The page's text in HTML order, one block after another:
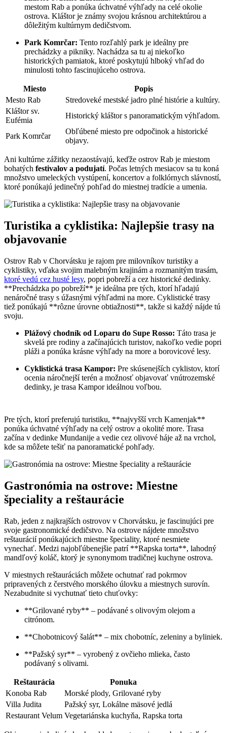
mestom Rab a ponúka úchvatné výhľady na celé okolie
ostrova. Kláštor je známy svojou krásnou architektúrou a
dôležitým kultúrnym dedičstvom.
Park Komrčar: Tento rozľahlý park je ideálny pre
prechádzky a pikniky. Nachádza sa tu aj niekoľko
historických pamiatok, ktoré poskytujú hlboký vhľad do
minulosti tohto fascinujúceho ostrova.
Miesto
Popis
Mesto Rab
Stredoveké mestské jadro plné histórie a kultúry.
Kláštor sv.
Eufémia
Historický kláštor s panoramatickým výhľadom.
Park Komrčar
Obľúbené miesto pre odpočinok a historické
objavy.
Ani kultúrne zážitky nezaostávajú, keďže ostrov Rab je miestom
bohatých festivalov a podujatí. Počas letných mesiacov sa tu koná
množstvo umeleckých vystúpení, koncertov a folklórnych slávností,
ktoré ponúkajú jedinečný pohľad do miestnej tradície a umenia.
Turistika a cyklistika: Najlepšie trasy na
objavovanie
Ostrov Rab v Chorvátsku je rajom pre milovníkov turistiky a
cyklistiky, vďaka svojim malebným krajinám a rozmanitým trasám,
ktoré vedú cez husté lesy, popri pobreží a cez historické dedinky.
**Prechádzka po pobreží** je ideálna pre tých, ktorí hľadajú
nenáročné trasy s úžasnými výhľadmi na more. Cyklistické trasy
tiež ponúkajú **rôzne úrovne obtiažnosti**, takže si každý nájde tú
svoju.
Plážový chodník od Loparu do Supe Rosso: Táto trasa je
skvelá pre rodiny a začínajúcich turistov, nakoľko vedie popri
pláži a ponúka krásne výhľady na more a borovicové lesy.
Cyklistická trasa Kampor: Pre skúsenejších cyklistov, ktorí
ocenia náročnejší terén a možnosť objavovať vnútrozemské
dedinky, je trasa Kampor ideálnou voľbou.
Pre tých, ktorí preferujú turistiku, **najvyšší vrch Kamenjak**
ponúka úchvatné výhľady na celý ostrov a okolité more. Trasa
začína v dedinke Mundanije a vedie cez olivové háje až na vrchol,
kde sa môžete tešiť na panoramatické pohľady.
Gastronómia na ostrove: Miestne
špeciality a reštaurácie
Rab, jeden z najkrajších ostrovov v Chorvátsku, je fascinujúci pre
svoje gastronomické dedičstvo. Na ostrove nájdete množstvo
reštaurácií ponúkajúcich miestne špeciality, ktoré nesmiete
vynechať. Medzi najobľúbenejšie patrí **Rapska torta**, lahodný
mandľový koláč, ktorý je synonymom tradičnej kuchyne ostrova.
V miestnych reštauráciách môžete ochutnať rad pokrmov
pripravených z čerstvého morského úlovku a miestnych surovín.
Nezabudnite si vychutnať tieto chuťovky:
**Grilované ryby** – podávané s olivovým olejom a
citrónom.
**Chobotnicový šalát** – mix chobotníc, zeleniny a byliniek.
**Pažský syr** – vyrobený z ovčieho mlieka, často
podávaný s olivami.
Reštaurácia
Ponuka
Konoba Rab
Morské plody, Grilované ryby
Villa Judita
Pažský syr, Lokálne mäsové jedlá
Restaurant Velum Vegetariánska kuchyňa, Rapska torta